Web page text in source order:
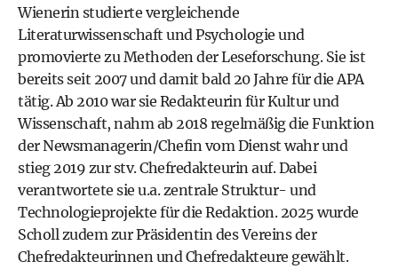
Wienerin studierte vergleichende
Literaturwissenschaft und Psychologie und
promovierte zu Methoden der Leseforschung. Sie ist
bereits seit 2007 und damit bald 20 Jahre für die APA
tätig. Ab 2010 war sie Redakteurin für Kultur und
Wissenschaft, nahm ab 2018 regelmäßig die Funktion
der Newsmanagerin/Chefin vom Dienst wahr und
stieg 2019 zur stv. Chefredakteurin auf. Dabei
verantwortete sie u.a. zentrale Struktur- und
Technologieprojekte für die Redaktion. 2025 wurde
Scholl zudem zur Präsidentin des Vereins der
Chefredakteurinnen und Chefredakteure gewählt.